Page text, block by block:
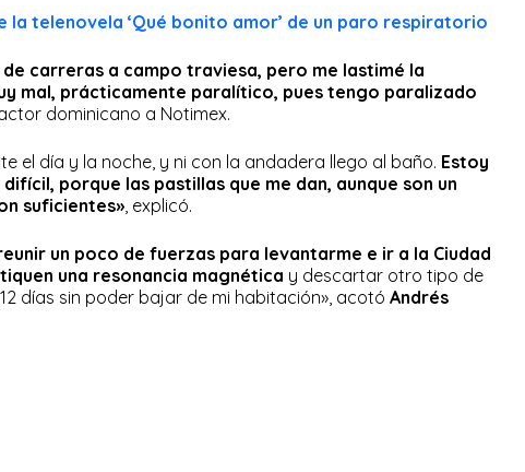
la telenovela ‘Qué bonito amor’ de un paro respiratorio
carreras a campo traviesa, pero me lastimé la
mal, prácticamente paralítico, pues tengo paralizado
actor dominicano a Notimex.
el día y la noche, y ni con la andadera llego al baño. Estoy
porque las pastillas que me dan, aunque son un
suficientes» , explicó.
un poco de fuerzas para levantarme e ir a la Ciudad
una resonancia magnética y descartar otro tipo de
días sin poder bajar de mi habitación», acotó Andrés